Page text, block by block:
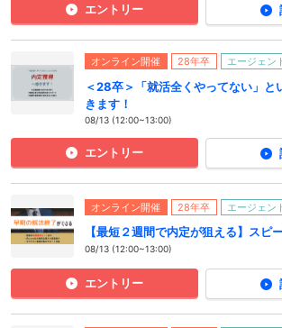
エントリー
オンライン開催 28年卒 エージェン
＜28卒＞「就活全くやってない」と
きます！
08/13 (12:00~13:00)
エントリー
オンライン開催 28年卒 エージェン
【最短２週間で内定が狙える】スピ
08/13 (12:00~13:00)
エントリー